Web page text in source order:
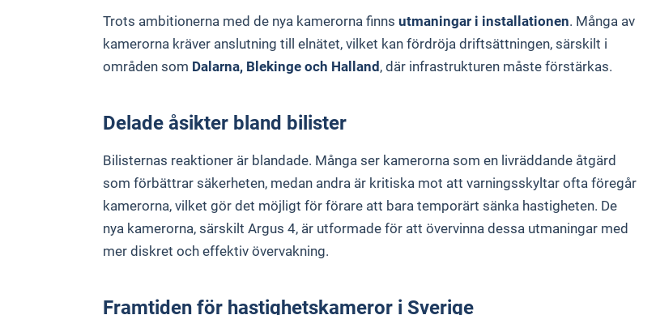
Trots ambitionerna med de nya kamerorna finns utmaningar i installationen. Många av
kamerorna kräver anslutning till elnätet, vilket kan fördröja driftsättningen, särskilt i
områden som Dalarna, Blekinge och Halland , där infrastrukturen måste förstärkas.
Delade åsikter bland bilister
Bilisternas reaktioner är blandade. Många ser kamerorna som en livräddande åtgärd
som förbättrar säkerheten, medan andra är kritiska mot att varningsskyltar ofta föregår
kamerorna, vilket gör det möjligt för förare att bara temporärt sänka hastigheten. De
nya kamerorna, särskilt Argus 4, är utformade för att övervinna dessa utmaningar med
mer diskret och effektiv övervakning.
Framtiden för hastighetskameror i Sverige